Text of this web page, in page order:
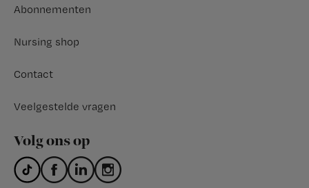
Abonnementen
Nursing shop
Contact
Veelgestelde vragen
Volg ons op